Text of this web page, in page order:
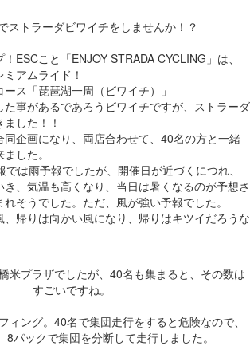
ストラーダビワイチをしませんか！？
ESCこと「ENJOY STRADA CYCLING」は、
アムライド！
ス「琵琶湖一周（ビワイチ）」
事があるであろうビワイチですが、ストラーダ
した！！
企画になり、両店合わせて、40名の方と一緒
した。
は雨予報でしたが、開催日が近づくにつれ、
、気温も高くなり、当日は暑くなるのが予想さ
そうでした。ただ、風が強い予報でした。
帰りは向かい風になり、帰りはキツイだろうな
米プラザでしたが、40名も集まると、その数は
すごいですね。
ィング。40名で集団走行をすると危険なので、
8パックで集団を分断して走行しました。